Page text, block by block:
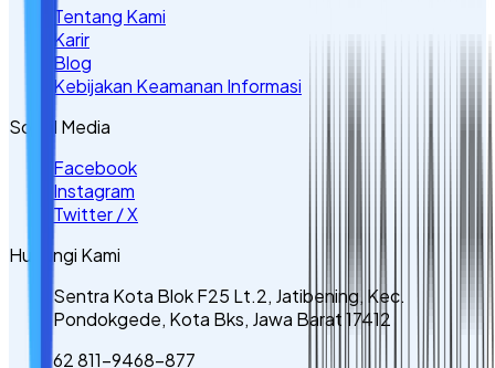
Tentang Kami
Karir
Blog
Kebijakan Keamanan Informasi
Sosial Media
Facebook
Instagram
Twitter / X
Hubungi Kami
Sentra Kota Blok F25 Lt.2, Jatibening, Kec.
Pondokgede, Kota Bks, Jawa Barat 17412
62 811-9468-877